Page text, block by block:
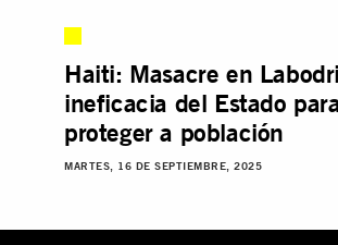
Haiti: Masacre en
ineficacia del Estado
proteger a población
MARTES, 16 DE SEPTIEMBRE, 2025